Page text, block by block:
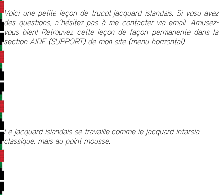
Voici une petite leçon de trucot jacquard islandais. Si vosu avez
des questions, n´hésitez pas à me contacter via email. Amusez-
vous bien! Retrouvez cette leçon de façon permanente dans la
section AIDE (SUPPORT) de mon site (menu horizontal).
Le jacquard islandais se travaille comme le jacquard intarsia
classique, mais au point mousse.